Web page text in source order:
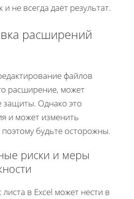
не всегда даёт результат.
расширений
файлов
расширение, может
защиты. Однако это
и может изменить
поэтому будьте осторожны.
риски и меры
в Excel может нести в